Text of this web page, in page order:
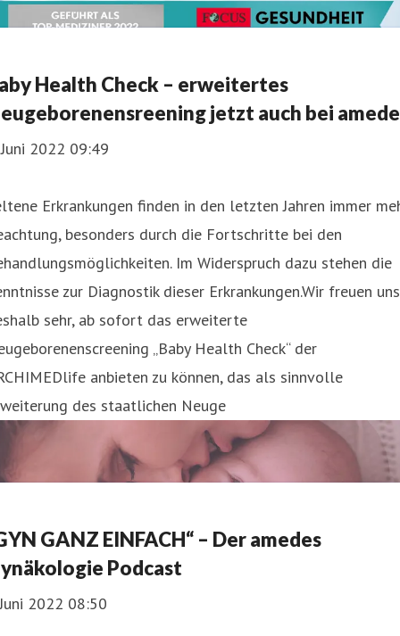
Health Check – erweitertes
jetzt auch bei
2022 09:49
Erkrankungen finden in den letzten Jahren immer
besonders durch die Fortschritte bei den
Im Widerspruch dazu stehen die
zur Diagnostik dieser Erkrankungen.Wir freuen uns
sehr, ab sofort das erweiterte
„Baby Health Check“ der
anbieten zu können, das als sinnvolle
des staatlichen Neuge
GANZ EINFACH“ – Der amedes
Podcast
2022 08:50